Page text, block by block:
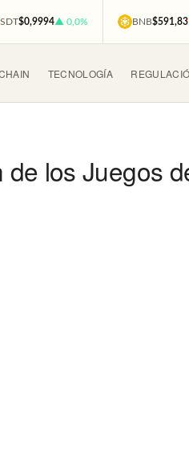
$0,9994▲ 0,0% BNB$591,83
TECNOLOGÍA
los Juegos